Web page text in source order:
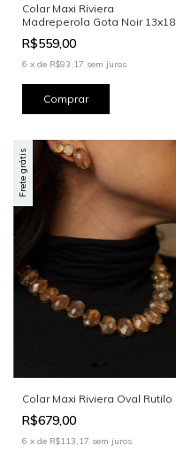
Colar Maxi Riviera
Madreperola Gota Noir 13x18
R$559,00
6 x de R$93,17 sem juros
Frete grátis
Colar Maxi Riviera Oval Rutilo
R$679,00
6 x de R$113,17 sem juros